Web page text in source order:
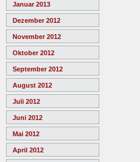
Januar 2013
Dezember 2012
November 2012
Oktober 2012
September 2012
August 2012
Juli 2012
Juni 2012
Mai 2012
April 2012